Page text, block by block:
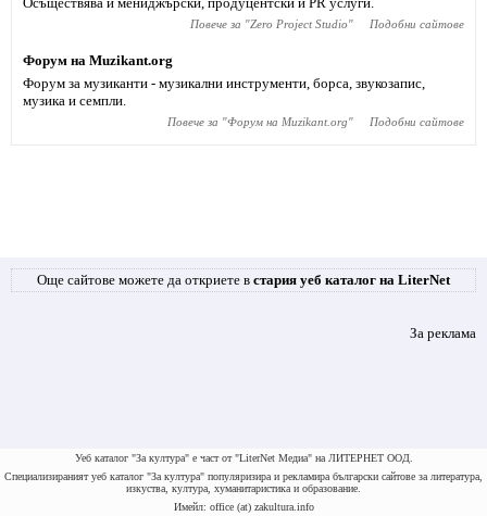
Повече за "Zero Project Studio" Подобни сайтове
Форум на Muzikant.org
Форум за музиканти - музикални инструменти, борса, звукозапис,
музика и семпли.
Повече за "Форум на Muzikant.org" Подобни сайтове
Още сайтове можете да откриете в стария уеб каталог на LiterNet
За реклама
Уеб каталог "За култура" е част от "LiterNet Медиа" на ЛИТЕРНЕТ ООД.
Специализираният уеб каталог "За култура" популяризира и рекламира български сайтове за литература,
изкуства, култура, хуманитаристика и образование.
Имейл: office (at) zakultura.info